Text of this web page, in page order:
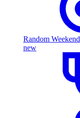
Random Weekend
new